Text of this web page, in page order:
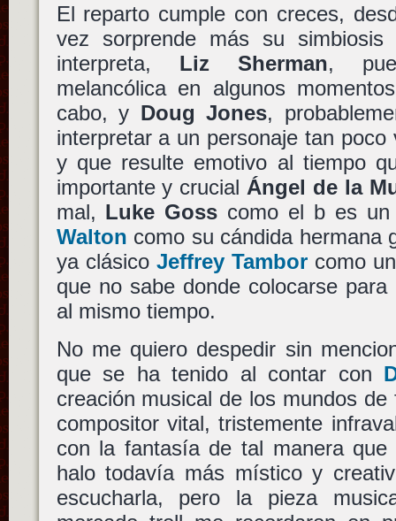
El reparto cumple con creces,
vez sorprende más su
interpreta, Liz Sherman,
melancólica en algunos
cabo, y Doug Jones,
interpretar a un personaje tan
y que resulte emotivo al tiempo
importante y crucial Ángel de la
mal, Luke Goss como el b es
Walton como su cándida hermana
ya clásico Jeffrey Tamborcomo
que no sabe donde colocarse
al mismo tiempo.
No me quiero despedir sin
que se ha tenido al contar con
creación musical de los mundos
compositor vital, tristemente
con la fantasía de tal manera
halo todavía más místico y
escucharla, pero la pieza